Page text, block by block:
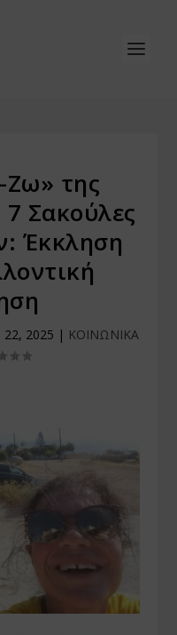
Ζω» της
Σακούλες
Έκκληση
22, 2025 | ΚΟΙΝΩΝΙΚΑ